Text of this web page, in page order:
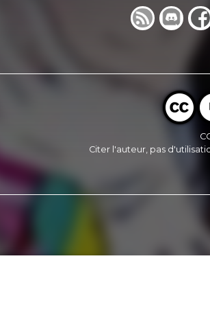
Citer l'auteur, pas